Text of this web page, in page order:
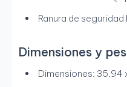
Ranura de seguridad
Dimensiones y
Dimensiones: 35,94